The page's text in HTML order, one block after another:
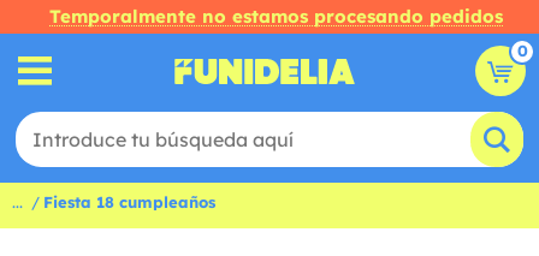
Temporalmente no estamos procesando pedidos
0
... Fiesta 18 cumpleaños